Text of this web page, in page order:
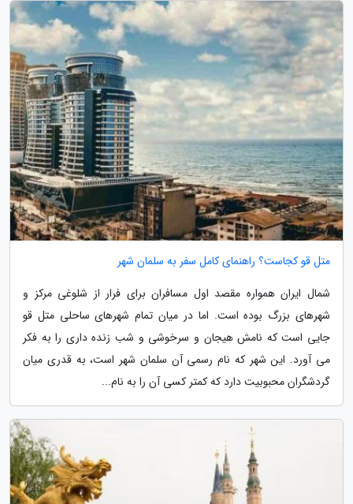
متل قو کجاست؟ راهنمای کامل سفر به سلمان شهر
شمال ایران همواره مقصد اول مسافران برای فرار از شلوغی مرکز و
شهرهای بزرگ بوده است. اما در میان تمام شهرهای ساحلی متل قو
جایی است که نامش هیجان و سرخوشی و شب زنده داری را به فکر
می آورد. این شهر که نام رسمی آن سلمان شهر است، به قدری میان
گردشگران محبوبیت دارد که کمتر کسی آن را به نام...